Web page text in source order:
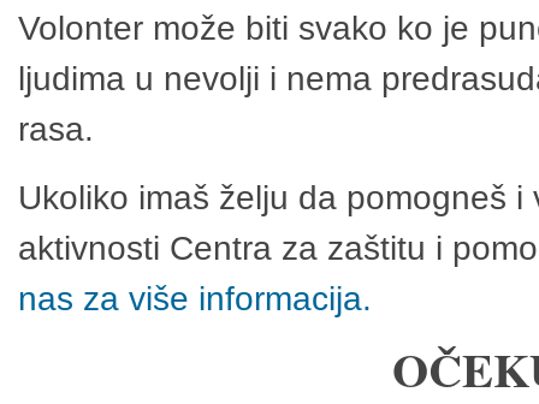
Volonter može biti svako ko je
ljudima u nevolji i nema
rasa.
Ukoliko imaš želju da pomogneš
aktivnosti Centra za zaštitu i
nas za više informacija.